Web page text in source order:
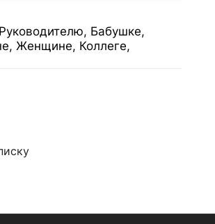
Бабушке,
Женщине, Коллеге,